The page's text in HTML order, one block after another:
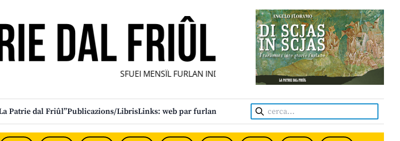
SFUEI MENSÎL FURLAN INDIPENDENT • INDEPENDENT FRIULIAN MONTHLY •
Patrie dal Friûl”Publicazions/LibrisLinks: web par furlan Cerca: